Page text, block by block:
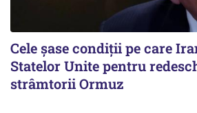
Cele șase condiții pe care
Statelor Unite pentru
strâmtorii Ormuz